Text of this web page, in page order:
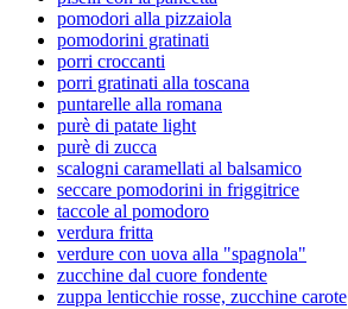
pomodori alla pizzaiola
pomodorini gratinati
porri croccanti
porri gratinati alla toscana
puntarelle alla romana
purè di patate light
purè di zucca
scalogni caramellati al balsamico
seccare pomodorini in friggitrice
taccole al pomodoro
verdura fritta
verdure con uova alla "spagnola"
zucchine dal cuore fondente
zuppa lenticchie rosse, zucchine carote